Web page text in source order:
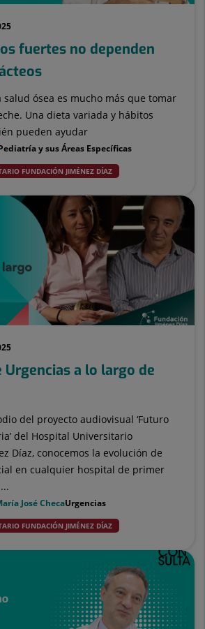
fuertes no dependen
ósea es mucho más que tomar
Una dieta variada y hábitos
pueden ayudar
y sus Áreas Específicas
FUNDACIÓN JIMÉNEZ DÍAZ
Urgencias a lo largo de
del proyecto audiovisual ‘Futuro
del Hospital Universitario
Díaz, conocemos la evolución de
en cualquier hospital de primer
José ChecaUrgencias
FUNDACIÓN JIMÉNEZ DÍAZ